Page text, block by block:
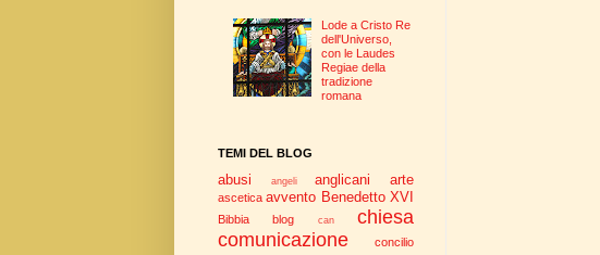
Lode a Cristo Re
dell'Universo,
con le Laudes
Regiae della
tradizione
romana
TEMI DEL BLOG
abusi angeli anglicani arte
ascetica avvento Benedetto XVI
Bibbia blog can
chiesa
comunicazione
concilio